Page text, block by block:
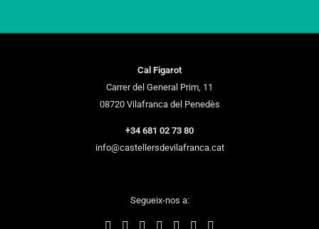
Cal Figarot
Carrer del General Prim, 11
08720 Vilafranca del Penedès
+34 681 02 73 80
info@castellersdevilafranca.cat
Segueix-nos a: